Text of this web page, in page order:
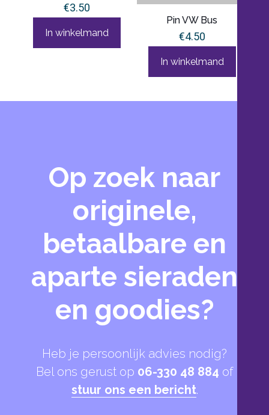
€3.50
In winkelmand
Pin VW Bus
€4.50
In winkelmand
Op zoek naar
originele,
betaalbare en
aparte sieraden
en goodies?
Heb je persoonlijk advies nodig?
Bel ons gerust op 06-330 48 884 of
stuur ons een bericht.